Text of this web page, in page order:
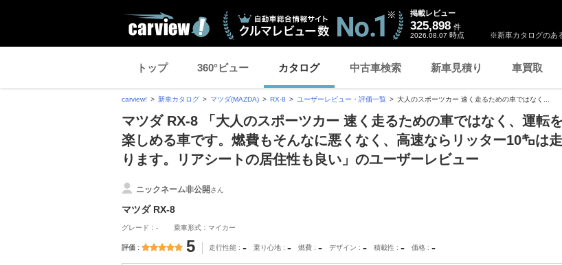
※新車カタログのあ
掲載レビュー
325,898 件
2026.08.07 時点
トップ 360°ビュー カタログ 中古車検索 新車見積り 車買取
carview! 新車カタログ マツダ(MAZDA) RX-8 ユーザーレビュー・評価一覧 大人のスポーツカー 速く走るための車ではなく...
マツダ RX-8 「大人のスポーツカー 速く走るための車ではなく、運転を
楽しめる車です。燃費もそんなに悪くなく、高速ならリッター10㌔は走
ります。リアシートの居住性も良い」のユーザーレビュー
ニックネーム非公開さん
マツダ RX-8
グレード：- 乗車形式：マイカー
評価 5 走行性能 - 乗り心地 - 燃費 - デザイン - 積載性 - 価格 -